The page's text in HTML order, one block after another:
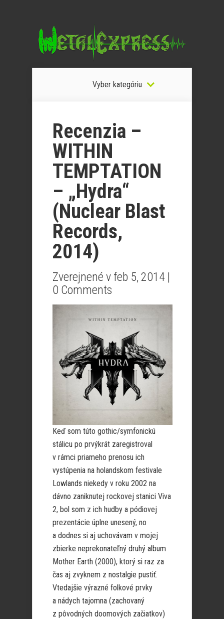
Vyber kategóriu
Recenzia –
WITHIN
TEMPTATION
– „Hydra“
(Nuclear Blast
Records,
2014)
Zverejnené v feb 5, 2014 |
0 Comments
Keď som túto gothic/symfonickú
stálicu po prvýkrát zaregistroval
v rámci priameho prenosu ich
vystúpenia na holandskom festivale
Lowlands niekedy v roku 2002 na
dávno zaniknutej rockovej stanici Viva
2, bol som z ich hudby a pódiovej
prezentácie úplne unesený, no
a dodnes si aj uchovávam v mojej
zbierke neprekonateľný druhý album
Mother Earth (2000), ktorý si raz za
čas aj zvyknem z nostalgie pustiť.
Vtedajšie výrazné folkové prvky
a nádych tajomna (zachovaný
z pôvodných doomových začiatkov)